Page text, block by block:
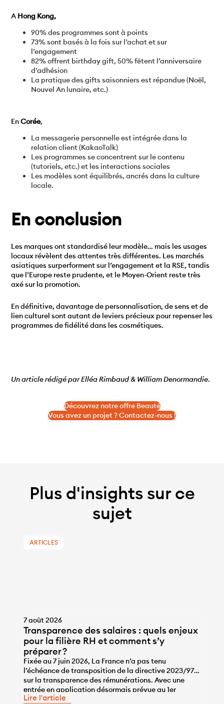
A Hong Kong,
90% des programmes sont à points
73% sont basés à la fois sur l’achat et sur
l’engagement
82% offrent birthday gift, 50% fêtent l’anniversaire
d’adhésion
La pratique des gifts saisonniers est répandue (Noël,
Nouvel An lunaire, etc.)
EnCorée,
La messagerie personnelle est intégrée dans la
relation client (KakaoTalk)
Les programmes se concentrent sur le contenu
(tutoriels, etc.) et les interactions sociales
Les modèles sont équilibrés, ancrés dans la culture
locale.
En conclusion
Les marques ont standardisé leur modèle… mais les usages
locaux révèlent des attentes très différentes. Les marchés
asiatiques surperforment sur l’engagement et la RSE, tandis
que l’Europe reste prudente, et le Moyen-Orient reste très
axé sur la promotion.
En définitive, davantage de personnalisation, de sens et de
lien culturel sont autant de leviers précieux pour repenser les
programmes de fidélité dans les cosmétiques.
Un article rédigé par Elléa Rimbaud & William Denormandie.
Découvrez notre offre Beauté
Vous avez un projet ? Contactez-nous !
Plus d'insights sur ce
sujet
ARTICLES
7 août 2026
Transparence des salaires : quels enjeux
pour la filière RH et comment s’y
préparer ?
Fixée au 7 juin 2026, La France n’a pas tenu
l’échéance de transposition de la directive 2023/970
sur la transparence des rémunérations. Avec une
entrée en application désormais prévue au 1er
janvier 2028, les entreprises disposent de l’année
...
Lire l'article